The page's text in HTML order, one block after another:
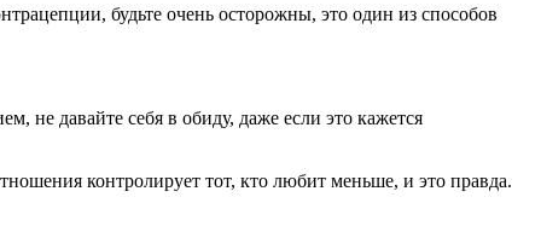
будьте очень осторожны, это один из способов
не давайте себя в обиду, даже если это кажется
контролирует тот, кто любит меньше, и это правда.